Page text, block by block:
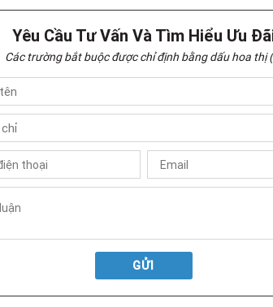
Yêu Cầu Tư Vấn Và Tìm Hiểu Ưu
Các trường bắt buộc được chỉ định bằng dấu hoa thị
GỬI